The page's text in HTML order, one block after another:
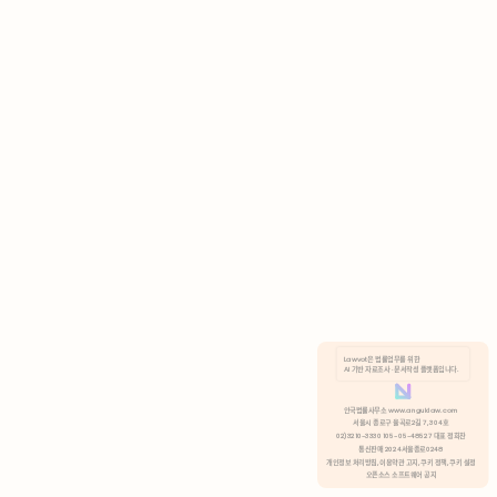
분석 쿠키 허용
Lawvot은 법률업무를 위한
AI 기반 자료조사 · 문서작성 플랫폼입니다.
안국법률사무소 www.anguklaw.com
서울시 종로구 율곡로2길 7, 304호
02)3210-3330 105-05-48527 대표 정희찬
통신판매 2024서울종로0248
개인정보 처리방침, 이용약관 고지, 쿠키 정책, 쿠키 설정
오픈소스 소프트웨어 공지